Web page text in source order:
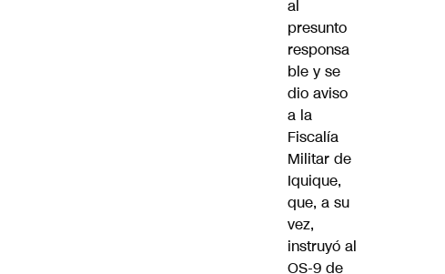
al
presunto
responsa
ble y se
dio aviso
a la
Fiscalía
Militar de
Iquique,
que, a su
vez,
instruyó al
OS-9 de